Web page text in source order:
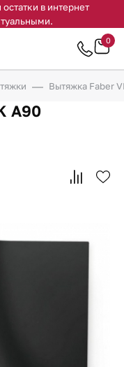
в интернет
0
Вытяжка Faber
A90